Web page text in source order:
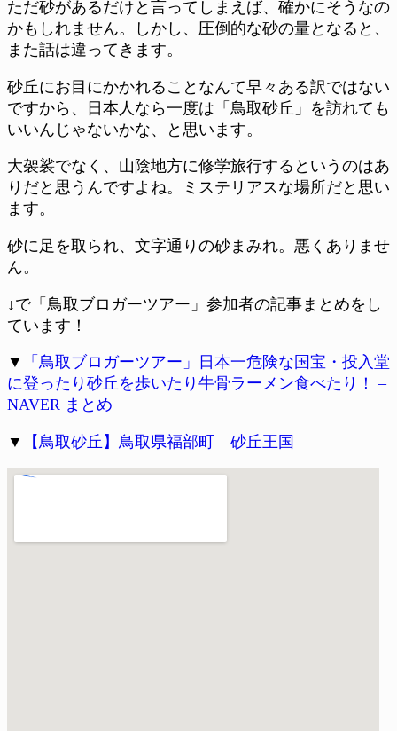
ただ砂があるだけと言ってしまえば、確かにそうなの
かもしれません。しかし、圧倒的な砂の量となると、
また話は違ってきます。
砂丘にお目にかかれることなんて早々ある訳ではない
ですから、日本人なら一度は「鳥取砂丘」を訪れても
いいんじゃないかな、と思います。
大袈裟でなく、山陰地方に修学旅行するというのはあ
りだと思うんですよね。ミステリアスな場所だと思い
ます。
砂に足を取られ、文字通りの砂まみれ。悪くありませ
ん。
↓で「鳥取ブロガーツアー」参加者の記事まとめをし
ています！
▼
「鳥取ブロガーツアー」日本一危険な国宝・投入堂
に登ったり砂丘を歩いたり牛骨ラーメン食べたり！ –
NAVER まとめ
▼ 【鳥取砂丘】鳥取県福部町 砂丘王国